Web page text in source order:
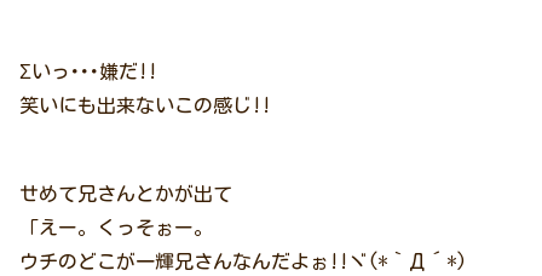
Σいっ･･･嫌だ!!
笑いにも出来ないこの感じ!!
せめて兄さんとかが出て
「えー。くっそぉー。
ウチのどこが一輝兄さんなんだよぉ!!ヾ(*｀Д´*)